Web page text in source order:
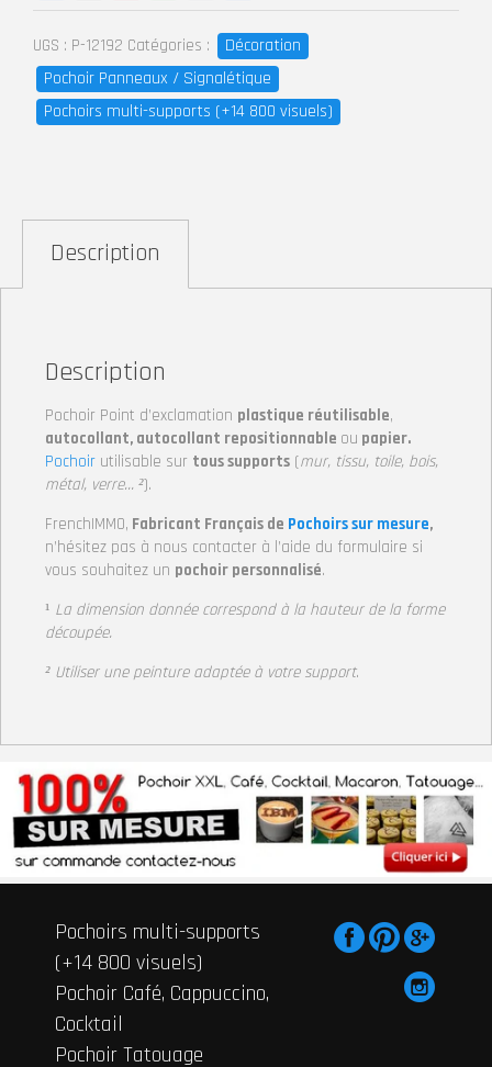
UGS : P-12192 Catégories :
Décoration
Pochoir Panneaux / Signalétique
Pochoirs multi-supports (+14 800 visuels)
Link
Description
Description
Pochoir Point d’exclamation plastique réutilisable,
autocollant, autocollant repositionnable ou papier.
Pochoir utilisable sur tous supports (mur, tissu, toile, bois,
métal, verre… ²).
FrenchIMMO, Fabricant Français de Pochoirs sur mesure,
n’hésitez pas à nous contacter à l’aide du formulaire si
vous souhaitez un pochoir personnalisé.
¹ La dimension donnée correspond à la hauteurde la forme
découpée.
² Utiliser une peinture adaptée à votre support.
Pochoirs multi-supports
(+14 800 visuels)
Pochoir Café, Cappuccino,
Cocktail
Pochoir Tatouage